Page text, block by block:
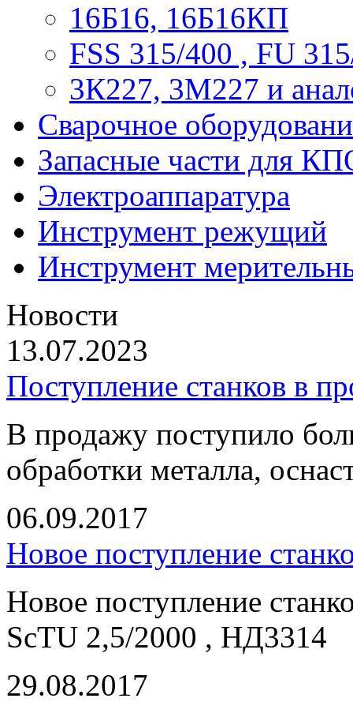
16Б16, 16Б16КП
FSS 315/400 , FU
3К227, 3М227 и
Сварочное
Запасные части для
Электроаппаратура
Инструмент режущий
Инструмент
Новости
13.07.2023
Поступление станков в
В продажу поступило
обработки металла,
06.09.2017
Новое поступление
Новое поступление
ScTU 2,5/2000 , НД3314
29.08.2017